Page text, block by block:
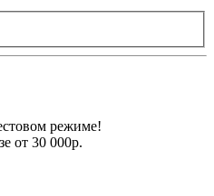
режиме!
от 30 000р.